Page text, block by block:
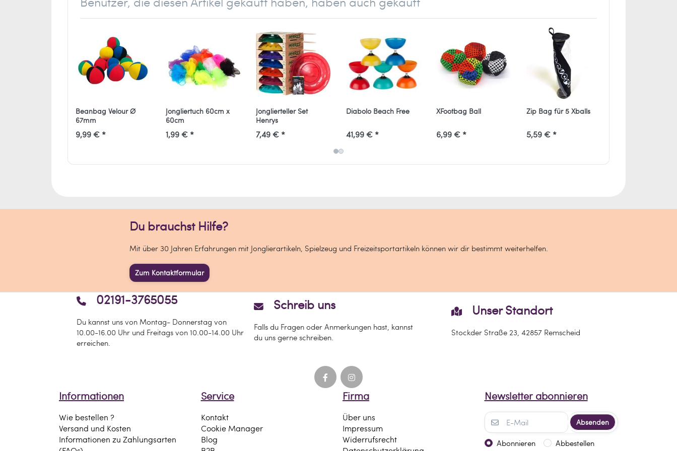
Ballaballa - Spielwaren und Freizeitsport GmbH
Stockder Str. 23
42857 Remscheid
Deutschland
Beanbag Velour Ø
67mm
9,99 € *
Jongliertuch 60cm x
60cm
1,99 € *
Jonglierteller Set
Henrys
7,49 € *
Diabolo Beach Free
41,99 € *
XFootbag Ball
6,99 € *
Zip Bag für 5 Xballs
5,59 € *
Du brauchst Hilfe?
Mit über 30 Jahren Erfahrungen mit Jonglierartikeln, Spielzeug und Freizeitsportartikeln können wir dir bestimmt weiterhelfen.
Zum Kontaktformular
Schreib uns
Falls du Fragen oder Anmerkungen hast, kannst
du uns gerne schreiben.
02191-3765055
Du kannst uns von Montag- Donnerstag von
10.00-16.00 Uhr und Freitags von 10.00-14.00 Uhr
erreichen.
Unser Standort
Stockder Straße 23, 42857 Remscheid
Informationen
Wie bestellen ?
Versand und Kosten
Informationen zu Zahlungsarten
Service
Kontakt
Cookie Manager
Blog
Firma
Über uns
Impressum
Widerrufsrecht
Newsletter abonnieren
Absenden
Abonnieren Abbestellen